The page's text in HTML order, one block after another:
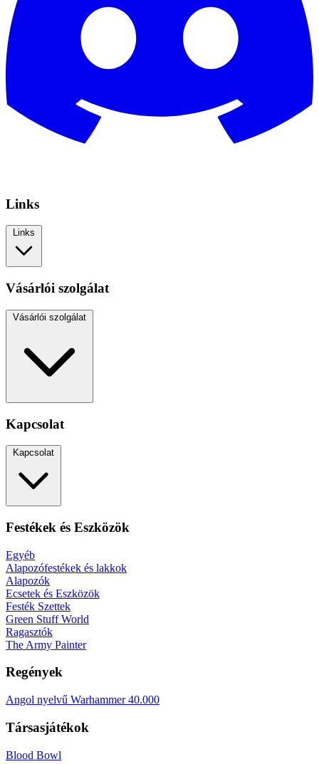
Links
Links
Vásárlói szolgálat
Vásárlói szolgálat
Kapcsolat
Kapcsolat
Festékek és Eszközök
Egyéb
Alapozófestékek és lakkok
Alapozók
Ecsetek és Eszközök
Festék Szettek
Green Stuff World
Ragasztók
The Army Painter
Regények
Angol nyelvű Warhammer 40.000
Társasjátékok
Blood Bowl